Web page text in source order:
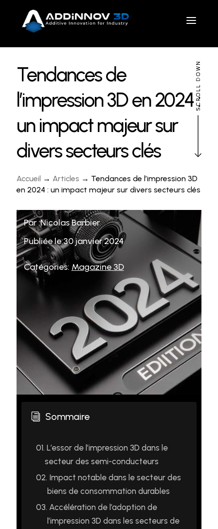
Tendances de
l’impression 3D en 2024 :
un impact majeur sur
divers secteurs clés
Accueil → Articles → Tendances de l’impression 3D
en 2024 : un impact majeur sur divers secteurs clés
Par :Nicolas Barbier
Publiée le:30 janvier 2024
Catégories: Magazine 3D
i Sommaire
01. L’essor de l’impression 3D dans le
secteur des semi-conducteurs
02. Impact notable dans le secteur des
biens de consommation durables
03. Accélération de l’adoption de
l’impression 3D dans les secteurs de